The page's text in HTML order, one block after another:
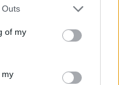
one or more Google
You may click to
its third-party tags to
in below Google
Outs
of my
my